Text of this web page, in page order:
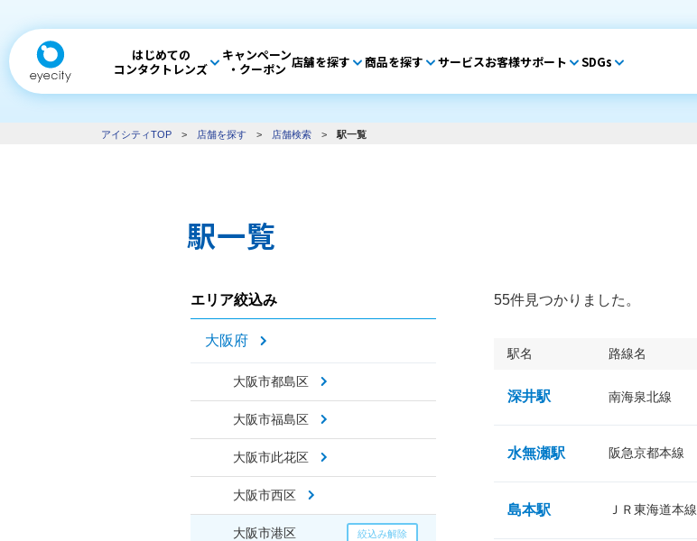
はじめての
コンタクトレンズ
キャンペーン
・クーポン 店舗を探す 商品を探す サービスお客様サポート SDGs
アイシティTOP > 店舗を探す > 店舗検索 > 駅一覧
駅一覧
エリア絞込み
大阪府
大阪市都島区
大阪市福島区
大阪市此花区
大阪市西区
大阪市港区
55件見つかりました。
駅名 路線名
深井駅 南海泉北線
水無瀬駅 阪急京都本線
島本駅 ＪＲ東海道本線